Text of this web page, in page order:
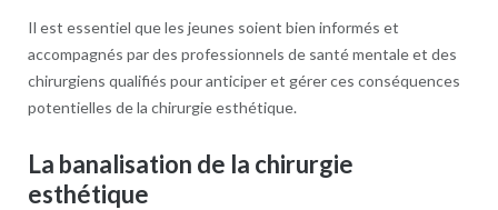
Il est essentiel que les jeunes soient bien informés et
accompagnés par des professionnels de santé mentale et des
chirurgiens qualifiés pour anticiper et gérer ces conséquences
potentielles de la chirurgie esthétique.
La banalisation de la chirurgie
esthétique